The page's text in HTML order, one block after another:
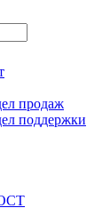
продаж
поддержки